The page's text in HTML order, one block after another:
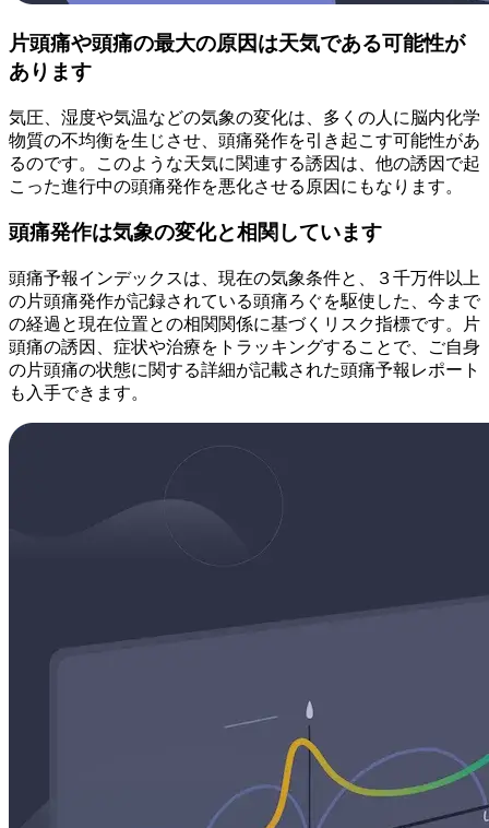
片頭痛や頭痛の最大の原因は天気である可能性が
あります
気圧、湿度や気温などの気象の変化は、多くの人に脳内化学
物質の不均衡を生じさせ、頭痛発作を引き起こす可能性があ
るのです。このような天気に関連する誘因は、他の誘因で起
こった進行中の頭痛発作を悪化させる原因にもなります。
頭痛発作は気象の変化と相関しています
頭痛予報インデックスは、現在の気象条件と、３千万件以上
の片頭痛発作が記録されている頭痛ろぐを駆使した、今まで
の経過と現在位置との相関関係に基づくリスク指標です。片
頭痛の誘因、症状や治療をトラッキングすることで、ご自身
の片頭痛の状態に関する詳細が記載された頭痛予報レポート
も入手できます。